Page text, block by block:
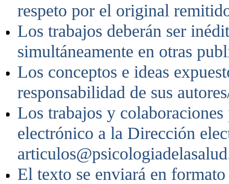
respeto por el original
Los trabajos deberán ser
simultáneamente en otras
Los conceptos e ideas
responsabilidad de sus
Los trabajos y
electrónico a la Dirección
El texto se enviará en